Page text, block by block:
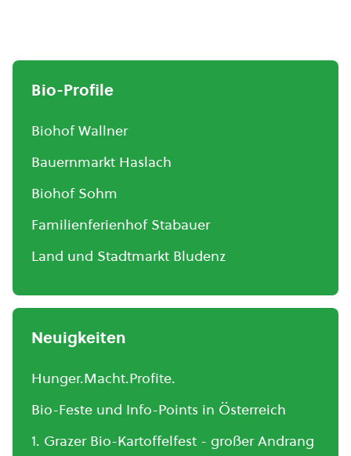
Bio-Profile
Biohof Wallner
Bauernmarkt Haslach
Biohof Sohm
Familienferienhof Stabauer
Land und Stadtmarkt Bludenz
Neuigkeiten
Hunger.Macht.Profite.
Bio-Feste und Info-Points in Österreich
1. Grazer Bio-Kartoffelfest - großer Andrang